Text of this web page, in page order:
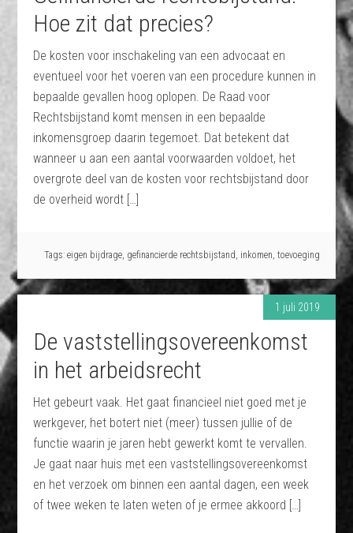
Hoe zit dat precies?
De kosten voor inschakeling van een advocaat en
eventueel voor het voeren van een procedure kunnen in
bepaalde gevallen hoog oplopen. De Raad voor
Rechtsbijstand komt mensen in een bepaalde
inkomensgroep daarin tegemoet. Dat betekent dat
wanneer u aan een aantal voorwaarden voldoet, het
overgrote deel van de kosten voor rechtsbijstand door
de overheid wordt […]
Tags: eigen bijdrage, gefinancierde rechtsbijstand, inkomen, toevoeging
1 juli 2019
De vaststellingsovereenkomst
in het arbeidsrecht
Het gebeurt vaak. Het gaat financieel niet goed met je
werkgever, het botert niet (meer) tussen jullie of de
functie waarin je jaren hebt gewerkt komt te vervallen.
Je gaat naar huis met een vaststellingsovereenkomst
en het verzoek om binnen een aantal dagen, een week
of twee weken te laten weten of je ermee akkoord […]